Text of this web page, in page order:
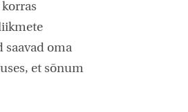
saavad oma
et sõnum